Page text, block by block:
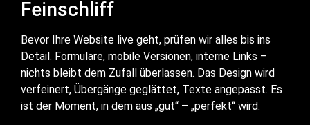
Feinschliff
Bevor Ihre Website live geht, prüfen wir alles bis ins
Detail. Formulare, mobile Versionen, interne Links –
nichts bleibt dem Zufall überlassen. Das Design wird
verfeinert, Übergänge geglättet, Texte angepasst. Es
ist der Moment, in dem aus „gut“ – „perfekt“ wird.